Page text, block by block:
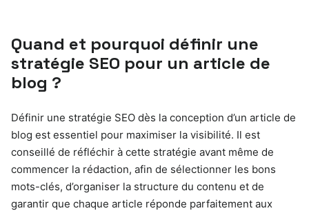
Quand et pourquoi définir une
stratégie SEO pour un article de
blog ?
Définir une stratégie SEO dès la conception d’un article de
blog est essentiel pour maximiser la visibilité. Il est
conseillé de réfléchir à cette stratégie avant même de
commencer la rédaction, afin de sélectionner les bons
mots-clés, d’organiser la structure du contenu et de
garantir que chaque article réponde parfaitement aux